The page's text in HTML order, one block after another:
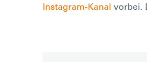
Instagram-Kanal vorbei.